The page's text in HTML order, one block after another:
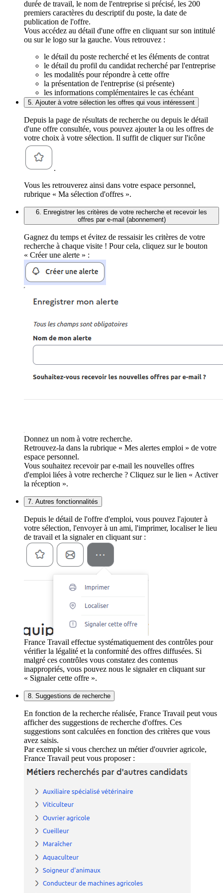
durée de travail, le nom de l'entreprise si précisé, les 200
premiers caractères du descriptif du poste, la date de
publication de l'offre.
Vous accédez au détail d'une offre en cliquant sur son intitulé
ou sur le logo sur la gauche. Vous retrouvez :
le détail du poste recherché et les éléments de contrat
le détail du profil du candidat recherché par l'entreprise
les modalités pour répondre à cette offre
la présentation de l'entreprise (si présente)
les informations complémentaires le cas échéant
5. Ajouter à votre sélection les offres qui vous intéressent
Depuis la page de résultats de recherche ou depuis le détail
d'une offre consultée, vous pouvez ajouter la ou les offres de
votre choix à votre sélection. Il suffit de cliquer sur l'icône
.
Vous les retrouverez ainsi dans votre espace personnel,
rubrique « Ma sélection d'offres ».
6. Enregistrer les critères de votre recherche et recevoir les
offres par e-mail (abonnement)
Gagnez du temps et évitez de ressaisir les critères de votre
recherche à chaque visite ! Pour cela, cliquez sur le bouton
« Créer une alerte » :
Donnez un nom à votre recherche.
Retrouvez-la dans la rubrique « Mes alertes emploi » de votre
espace personnel.
Vous souhaitez recevoir par e-mail les nouvelles offres
d'emploi liées à votre recherche ? Cliquez sur le lien « Activer
la réception ».
7. Autres fonctionnalités
Depuis le détail de l'offre d'emploi, vous pouvez l'ajouter à
votre sélection, l'envoyer à un ami, l'imprimer, localiser le lieu
de travail et la signaler en cliquant sur :
France Travail effectue systématiquement des contrôles pour
vérifier la légalité et la conformité des offres diffusées. Si
malgré ces contrôles vous constatez des contenus
inappropriés, vous pouvez nous le signaler en cliquant sur
« Signaler cette offre ».
8. Suggestions de recherche
En fonction de la recherche réalisée, France Travail peut vous
afficher des suggestions de recherche d'offres. Ces
suggestions sont calculées en fonction des critères que vous
avez saisis.
Par exemple si vous cherchez un métier d'ouvrier agricole,
France Travail peut vous proposer :